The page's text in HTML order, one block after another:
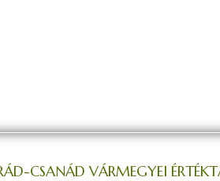
CSANÁD VÁRMEGYEI